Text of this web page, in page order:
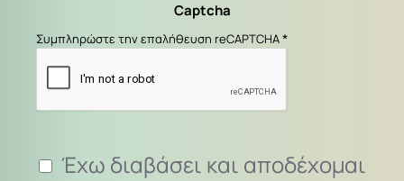
Captcha
Συμπληρώστε την επαλήθευση reCAPTCHA
Έχω διαβάσει και αποδέχομαι